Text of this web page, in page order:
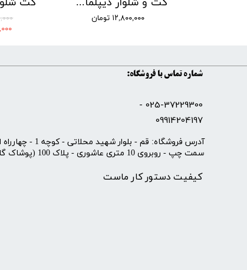
۱۲,۸۰۰,۰۰۰ تومان
شماره تماس با فروشگاه:
025-37229300 -
09914204197
کیفیت دستور کار ماست
​آدرس فروشگاه: قم - بلوار شهید محلاتی -
سمت چپ - روبروی 10 متری عاشوری - پلاک 100 (پوشاک گلپوش)